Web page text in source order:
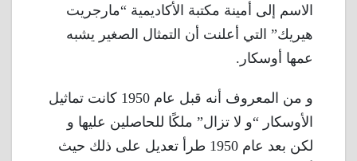
الاسم إلى أمينة مكتبة الأكاديمية “مارجريت
هيريك” التي أعلنت أن التمثال الصغير يشبه
عمها أوسكار.
و من المعروف أنه قبل عام 1950 كانت تماثيل
الأوسكار “و لا تزال” ملكًا للحاصلين عليها و
لكن بعد عام 1950 طرأ تعديل على ذلك حيث